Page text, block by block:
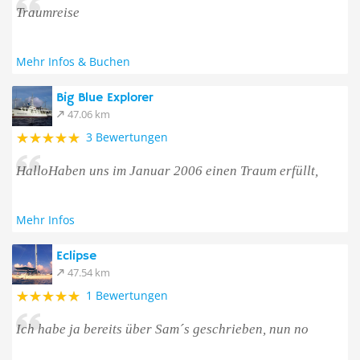
Traumreise
Mehr Infos & Buchen
Big Blue Explorer
47.06 km
3 Bewertungen
HalloHaben uns im Januar 2006 einen Traum erfüllt,
Mehr Infos
Eclipse
47.54 km
1 Bewertungen
Ich habe ja bereits über Sam´s geschrieben, nun no